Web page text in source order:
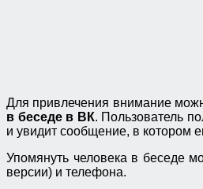
Для привлечения внимание
в беседе в ВК. Пользователь
и увидит сообщение, в котором
Упомянуть человека в беседе
версии) и телефона.